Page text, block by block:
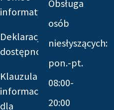
informatyczna
Deklaracja
dostępności
Klauzula
informacyjna
dla
Obsługa
osób
niesłyszących:
pon.-pt.
08:00-
20:00